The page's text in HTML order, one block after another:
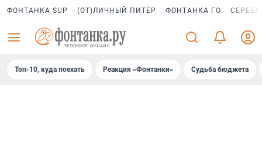
ФОНТАНКА SUP (ОТ)ЛИЧНЫЙ ПИТЕР ФОНТАНКА ГО
Топ-10, куда поехать Реакция «Фонтанки» Судьба бюджета